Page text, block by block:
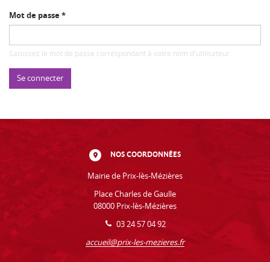
Mot de passe *
Saisissez le mot de passe correspondant à votre nom d'utilisateur.
Se connecter
NOS COORDONNÉES
Mairie de Prix-lès-Mézières
Place Charles de Gaulle
08000 Prix-lès-Mézières
03 24 57 04 92
accueil@prix-les-mezieres.fr